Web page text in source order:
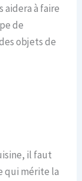
aidera à faire
de
objets de
il faut
qui mérite la